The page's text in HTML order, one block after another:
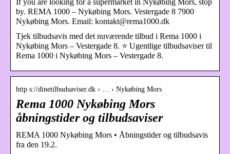
by. REMA 1000 – Nykøbing Mors. Vestergade 8 7900
Nykøbing Mors. Email: kontakt@rema1000.dk
Tjek tilbudsavis med det nuværende tilbud i Rema 1000 i
Nykøbing Mors – Vestergade 8. ⭐ Ugentlige tilbudsaviser til
Rema 1000 i Nykøbing Mors – Vestergade 8.
http s://dinetilbudsaviser.dk › … › Nykøbing Mors
Rema 1000 Nykøbing Mors
åbningstider og tilbudsaviser
REMA 1000 Nykøbing Mors • Åbningstider og tilbudsavis
fra den 19.2.